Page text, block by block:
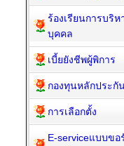
ร้องเรียนการบริห
บุคคล
เบี้ยยังชีพผู้พิการ
กองทุนหลักประกั
การเลือกตั้ง
E-serviceแบบขอ